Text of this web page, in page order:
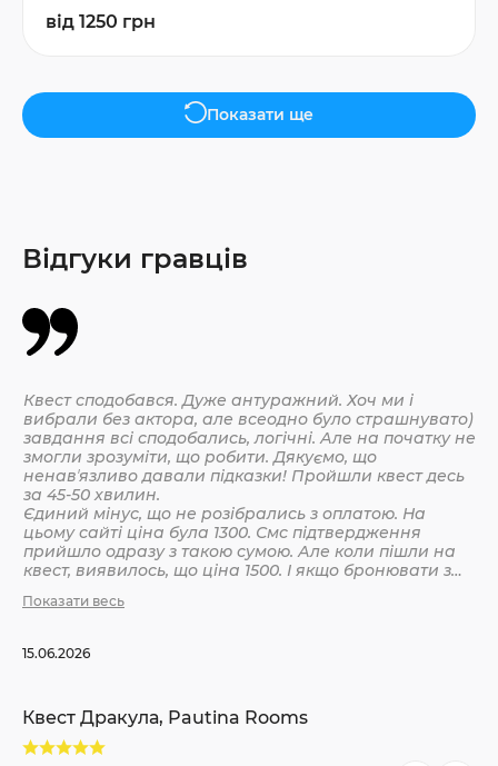
від 1250 грн
Показати ще
Відгуки гравців
Квест сподобався. Дуже антуражний. Хоч ми і
вибрали без актора, але всеодно було страшнувато)
завдання всі сподобались, логічні. Але на початку не
змогли зрозуміти, що робити. Дякуємо, що
ненавʼязливо давали підказки! Пройшли квест десь
за 45-50 хвилин.
Єдиний мінус, що не розібрались з оплатою. На
цьому сайті ціна була 1300. Смс підтвердження
прийшло одразу з такою сумою. Але коли пішли на
квест, виявилось, що ціна 1500. І якщо бронювати з
невелика, але всеодно уточнюйте при бронюванні
Показати весь
15.06.2026
Квест Дракула, Pautina Rooms